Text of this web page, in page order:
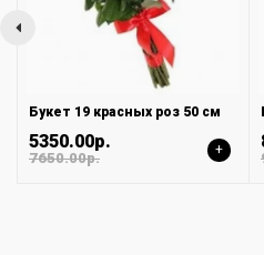
Букет 19 красных роз 50 см
5350.00р.
7650.00р. +